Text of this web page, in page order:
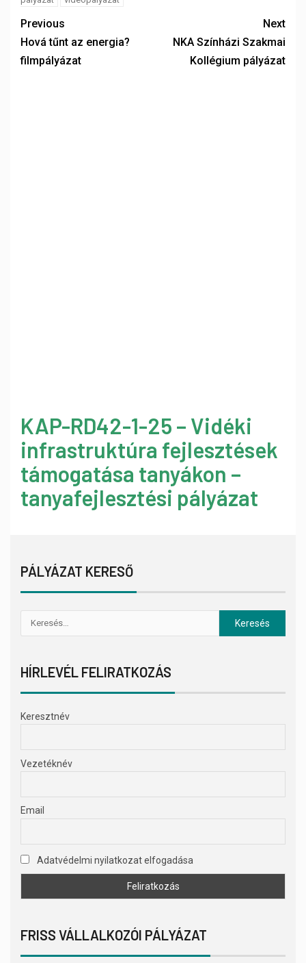
Previous
Hová tűnt az energia?
filmpályázat
Next
NKA Színházi Szakmai
Kollégium pályázat
KAP-RD42-1-25 – Vidéki
infrastruktúra fejlesztések
támogatása tanyákon –
tanyafejlesztési pályázat
PÁLYÁZAT KERESŐ
HÍRLEVÉL FELIRATKOZÁS
Keresztnév
Vezetéknév
Email
Adatvédelmi nyilatkozat elfogadása
FRISS VÁLLALKOZÓI PÁLYÁZAT